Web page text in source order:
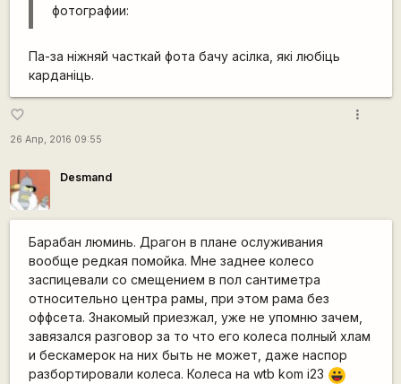
фотографии:
Па-за ніжняй часткай фота бачу асілка, які любіць
карданіць.
favorite_border
26 Апр, 2016 09:55
more_vert
Desmand
Барабан люминь. Драгон в плане ослуживания
вообще редкая помойка. Мне заднее колесо
заспицевали со смещением в пол сантиметра
относительно центра рамы, при этом рама без
оффсета. Знакомый приезжал, уже не упомню зачем,
завязался разговор за то что его колеса полный хлам
и бескамерок на них быть не может, даже наспор
разбортировали колеса. Колеса на wtb kom i23 |-))